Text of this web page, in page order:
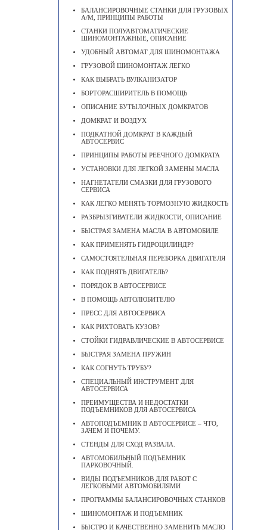
БАЛАНСИРОВОЧНЫЕ СТАНКИ ДЛЯ ГРУЗОВЫХ
А/М, ПРИНЦИПЫ РАБОТЫ
СТАНКИ ПОЛУАВТОМАТИЧЕСКИЕ
ШИНОМОНТАЖНЫЕ, ОПИСАНИЕ
УДОБНЫЙ АВТОМАТ ДЛЯ ШИНОМОНТАЖА
ГРУЗОВОЙ ШИНОМОНТАЖ ЛЕГКО
КАК ВЫБРАТЬ ВУЛКАНИЗАТОР
БОРТОРАСШИРИТЕЛЬ В ПОМОЩЬ
ОПИСАНИЕ БУТЫЛОЧНЫХ ДОМКРАТОВ
ДОМКРАТ И ВОЗДУХ
ПОДКАТНОЙ ДОМКРАТ В КАЖДЫЙ
АВТОСЕРВИС
ПРИНЦИПЫ РАБОТЫ РЕЕЧНОГО ДОМКРАТА
УСТАНОВКИ ДЛЯ ЛЕГКОЙ ЗАМЕНЫ МАСЛА
НАГНЕТАТЕЛИ СМАЗКИ ДЛЯ ГРУЗОВОГО
СЕРВИСА
КАК ЛЕГКО МЕНЯТЬ ТОРМОЗНУЮ ЖИДКОСТЬ
РАЗБРЫЗГИВАТЕЛИ ЖИДКОСТИ, ОПИСАНИЕ
БЫСТРАЯ ЗАМЕНА МАСЛА В АВТОМОБИЛЕ
КАК ПРИМЕНЯТЬ ГИДРОЦИЛИНДР?
САМОСТОЯТЕЛЬНАЯ ПЕРЕБОРКА ДВИГАТЕЛЯ
КАК ПОДНЯТЬ ДВИГАТЕЛЬ?
ПОРЯДОК В АВТОСЕРВИСЕ
В ПОМОЩЬ АВТОЛЮБИТЕЛЮ
ПРЕСС ДЛЯ АВТОСЕРВИСА
КАК РИХТОВАТЬ КУЗОВ?
СТОЙКИ ГИДРАВЛИЧЕСКИЕ В АВТОСЕРВИСЕ
БЫСТРАЯ ЗАМЕНА ПРУЖИН
КАК СОГНУТЬ ТРУБУ?
СПЕЦИАЛЬНЫЙ ИНСТРУМЕНТ ДЛЯ
АВТОСЕРВИСА
ПРЕИМУЩЕСТВА И НЕДОСТАТКИ
ПОДЪЕМНИКОВ ДЛЯ АВТОСЕРВИСА
АВТОПОДЪЕМНИК В АВТОСЕРВИСЕ – ЧТО,
ЗАЧЕМ И ПОЧЕМУ.
СТЕНДЫ ДЛЯ СХОД РАЗВАЛА.
АВТОМОБИЛЬНЫЙ ПОДЪЕМНИК
ПАРКОВОЧНЫЙ.
ВИДЫ ПОДЪЕМНИКОВ ДЛЯ РАБОТ С
ЛЕГКОВЫМИ АВТОМОБИЛЯМИ
ПРОГРАММЫ БАЛАНСИРОВОЧНЫХ СТАНКОВ
ШИНОМОНТАЖ И ПОДЪЕМНИК
БЫСТРО И КАЧЕСТВЕННО ЗАМЕНИТЬ МАСЛО